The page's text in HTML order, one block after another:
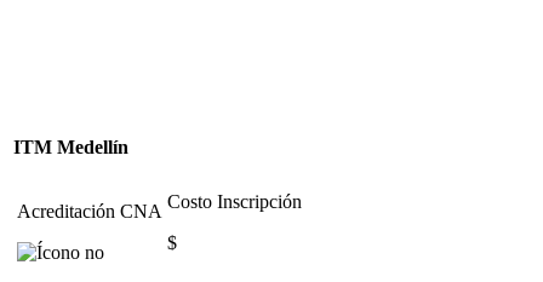
ITM Medellín
Acreditación CNA Costo Inscripción
$